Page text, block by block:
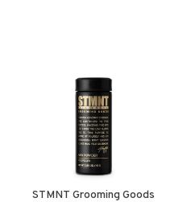
STMNT Grooming Goods